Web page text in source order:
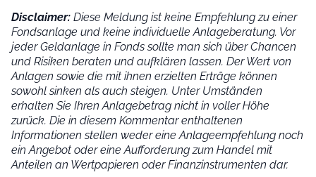
Disclaimer: Diese Meldung ist keine Empfehlung zu einer
Fondsanlage und keine individuelle Anlageberatung. Vor
jeder Geldanlage in Fonds sollte man sich über Chancen
und Risiken beraten und aufklären lassen. Der Wert von
Anlagen sowie die mit ihnen erzielten Erträge können
sowohl sinken als auch steigen. Unter Umständen
erhalten Sie Ihren Anlagebetrag nicht in voller Höhe
zurück. Die in diesem Kommentar enthaltenen
Informationen stellen weder eine Anlageempfehlung noch
ein Angebot oder eine Aufforderung zum Handel mit
Anteilen an Wertpapieren oder Finanzinstrumenten dar.